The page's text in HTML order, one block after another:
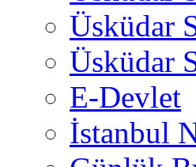
Üsküdar
Üsküdar
E-Devlet
İstanbul